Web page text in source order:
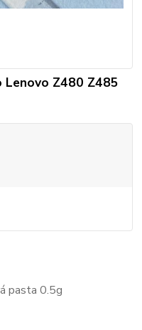
Z480 Z485
pasta 0.5g